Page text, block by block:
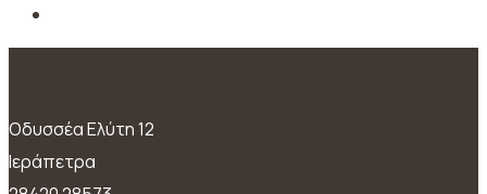
Oδυσσέα Ελύτη 12
Ιεράπετρα